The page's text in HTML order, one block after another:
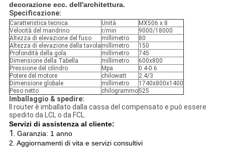
decorazione ecc. dell'architettura.
Specificazione:
Caratteristica tecnica Unità
MX506 x 8
Velocità del mandrino
r/min
9000/18000
Altezza di elevazione del fuso
millimetro
80
Altezza di elevazione della tavola millimetro
150
Profondità della gola
millimetro
745
Dimensione della Tabella
millimetro
600x800
Pressione del cilindro
Mpa
0.4-0.6
Potere del motore
chilowatt
2.4/3
Dimensione globale
millimetro
1740x800x1400
Peso netto
chilogrammo525
Imballaggio & spedire:
Il router è imballato dalla cassa del compensato e può essere
spedito da LCL o da FCL.
Servizi di assistenza al cliente:
1. Garanzia: 1 anno
2. Aggiornamenti di vita e servizi consultivi